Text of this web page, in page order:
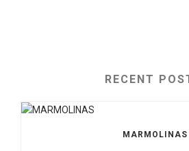
RECENT
MARMOLINAS